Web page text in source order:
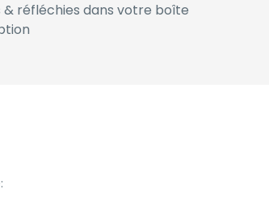
& réfléchies dans votre boîte